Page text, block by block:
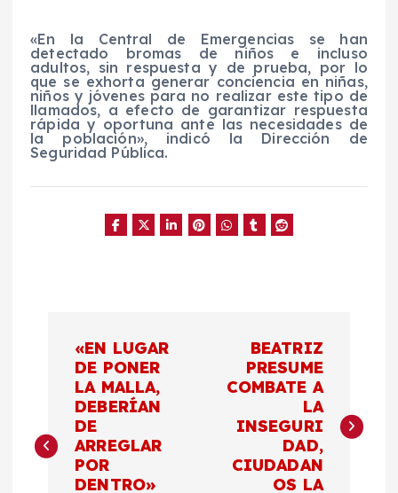
«En la Central de Emergencias se han
detectado bromas de niños e incluso
adultos, sin respuesta y de prueba, por lo
que se exhorta generar conciencia en niñas,
niños y jóvenes para no realizar este tipo de
llamados, a efecto de garantizar respuesta
rápida y oportuna ante las necesidades de
la población», indicó la Dirección de
Seguridad Pública.
e
«EN LUGAR
DE PONER
LA MALLA,
DEBERÍAN
DE
ARREGLAR
POR
DENTRO»
BEATRIZ
PRESUME
COMBATE A
LA
INSEGURI
DAD,
CIUDADAN
OS LA